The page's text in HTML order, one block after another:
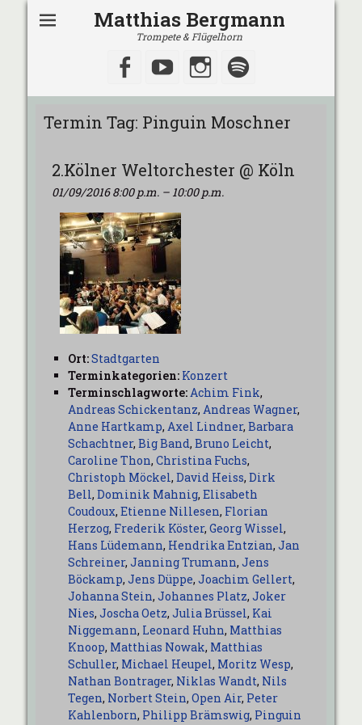
Matthias Bergmann
Trompete & Flügelhorn
Facebook
YouTubeInstagram
Termin Tag: Pinguin Moschner
2.Kölner Weltorchester @ Köln
01/09/2016 8:00 p.m. – 10:00 p.m.
Ort:Stadtgarten
Terminkategorien: Konzert
Terminschlagworte:Achim Fink,
Andreas Schickentanz, Andreas Wagner,
Anne Hartkamp, Axel Lindner, Barbara
Schachtner, Big Band, Bruno Leicht,
Caroline Thon, Christina Fuchs,
Christoph Möckel, David Heiss, Dirk
Bell, Dominik Mahnig, Elisabeth
Coudoux, Etienne Nillesen, Florian
Herzog, Frederik Köster, Georg Wissel,
Hans Lüdemann, Hendrika Entzian, Jan
Schreiner, Janning Trumann, Jens
Böckamp, Jens Düppe, Joachim Gellert,
Johanna Stein, Johannes Platz, Joker
Nies, Joscha Oetz, Julia Brüssel, Kai
Niggemann, Leonard Huhn, Matthias
Knoop, Matthias Nowak, Matthias
Schuller, Michael Heupel, Moritz Wesp,
Nathan Bontrager, Niklas Wandt, Nils
Tegen, Norbert Stein, Open Air, Peter
Kahlenborn, Philipp Brämswig, Pinguin